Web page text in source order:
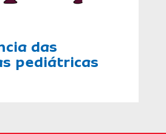
das
pediátricas